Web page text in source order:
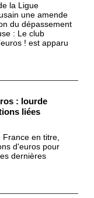
la Ligue
une amende
du dépassement
: Le club
! est apparu
: lourde
liées
en titre,
d'euros pour
dernières